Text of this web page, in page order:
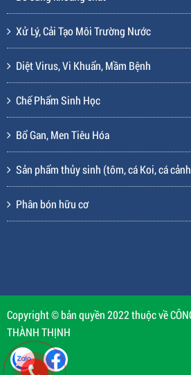
Xử Lý, Cải Tạo Môi Trường Nước
Diệt Virus, Vi Khuẩn, Mầm Bệnh
Chế Phẩm Sinh Học
Bổ Gan, Men Tiêu Hóa
Sản phẩm thủy sinh (tôm, cá Koi, cá
Phân bón hữu cơ
Copyright © bản quyền 2022 thuộc về
THÀNH THỊNH